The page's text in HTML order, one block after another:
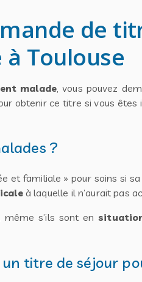
de
Toulouse
malade, vous pouvez
obtenir ce titre si vous êtes
?
et familiale » pour soins si
à laquelle il n’aurait pas
même s’ils sont en
titre de séjour